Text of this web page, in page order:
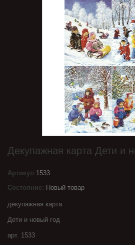
Декупажная карта Дети и
Артикул 1533
Состояние: Новый товар
декупажная карта
Дети и новый год
арт. 1533